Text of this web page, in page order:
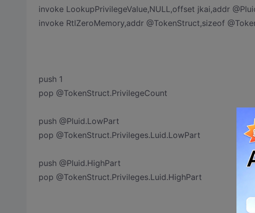
invoke LookupPrivilegeValue,NULL,offset jkai,addr
invoke RtlZeroMemory,addr @TokenStruct,sizeof
push 1
pop @TokenStruct.PrivilegeCount
push @Pluid.LowPart
pop @TokenStruct.Privileges.Luid.LowPart
push @Pluid.HighPart
pop @TokenStruct.Privileges.Luid.HighPart